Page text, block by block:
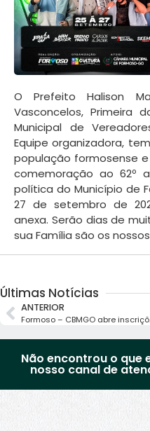
O Prefeito Halison
Vasconcelos, Primeira
Municipal de
Equipe organizadora,
população formosense
comemoração ao 62º
política do Município de
27 de setembro de
anexa. Serão dias de
sua Família são os
Últimas Notícias
ANTERIOR
Formoso –
Não encontrou o que
nosso canal de